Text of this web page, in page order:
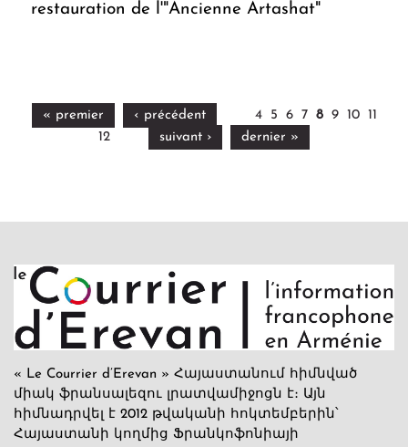
restauration de l'"Ancienne Artashat"
« premier ‹ précédent 4 5 6 7 8 9 10
11
12
suivant › dernier »
« Le Courrier d’Erevan » Հայաստանում հիմնված
միակ ֆրանսալեզու լրատվամիջոցն է։ Այն
հիմնադրվել է 2012 թվականի հոկտեմբերին՝
Հայաստանի կողմից Ֆրանկոֆոնիայի